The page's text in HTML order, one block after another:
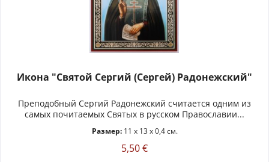
Икона "Святой Сергий (Сергей) Радонежский"
Преподобный Сергий Радонежский считается одним из
самых почитаемых Святых в русском Православии...
Размер:11 x 13 x 0,4 см.
5,50 €